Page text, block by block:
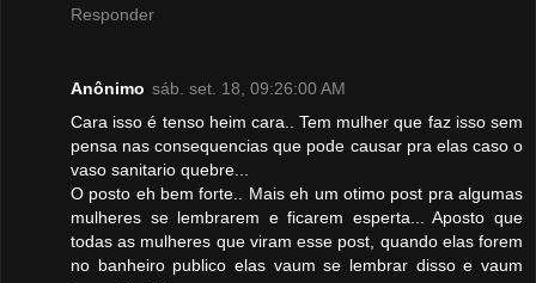
Responder
Anônimo sáb. set. 18, 09:26:00 AM
Cara isso é tenso heim cara.. Tem mulher que faz isso sem
pensa nas consequencias que pode causar pra elas caso o
vaso sanitario quebre...
O posto eh bem forte.. Mais eh um otimo post pra algumas
mulheres se lembrarem e ficarem esperta... Aposto que
todas as mulheres que viram esse post, quando elas forem
no banheiro publico elas vaum se lembrar disso e vaum